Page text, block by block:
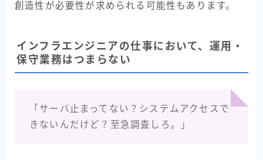
創造性が必要性が求められる可能性もあります。
インフラエンジニアの仕事において、運用・
保守業務はつまらない
「サーバ止まってない？システムアクセスで
きないんだけど？至急調査しろ。」